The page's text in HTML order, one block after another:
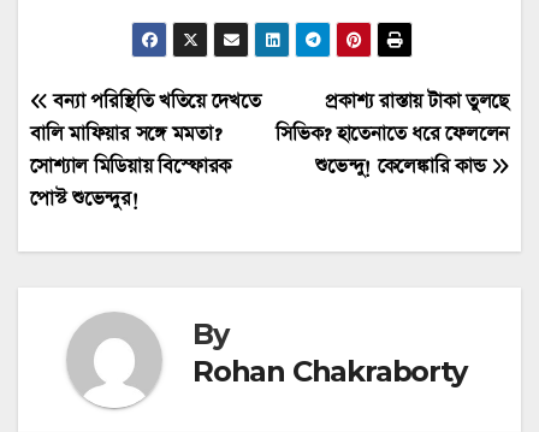
Post
navigation
প্রকাশ্য রাস্তায় টাকা তুলছে
সিভিক? হাতেনাতে ধরে ফেললেন
শুভেন্দু! কেলেঙ্কারি কান্ড
বন্যা পরিস্থিতি খতিয়ে দেখতে
বালি মাফিয়ার সঙ্গে মমতা?
সোশ্যাল মিডিয়ায় বিস্ফোরক
পোস্ট শুভেন্দুর!
By
Rohan Chakraborty